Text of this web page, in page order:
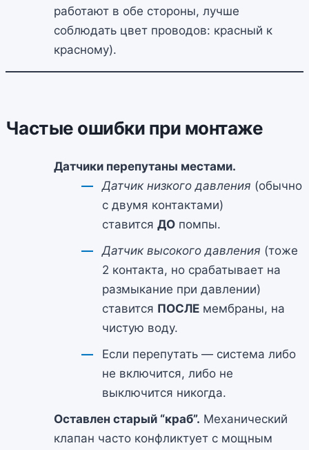
работают в обе стороны, лучше
соблюдать цвет проводов: красный к
красному).
Частые ошибки при монтаже
Датчики перепутаны местами.
Датчик низкого давления (обычно
с двумя контактами)
ставится ДО помпы.
Датчик высокого давления (тоже
2 контакта, но срабатывает на
размыкание при давлении)
ставится ПОСЛЕ мембраны, на
чистую воду.
Если перепутать — система либо
не включится, либо не
выключится никогда.
Оставлен старый “краб”. Механический
клапан часто конфликтует с мощным